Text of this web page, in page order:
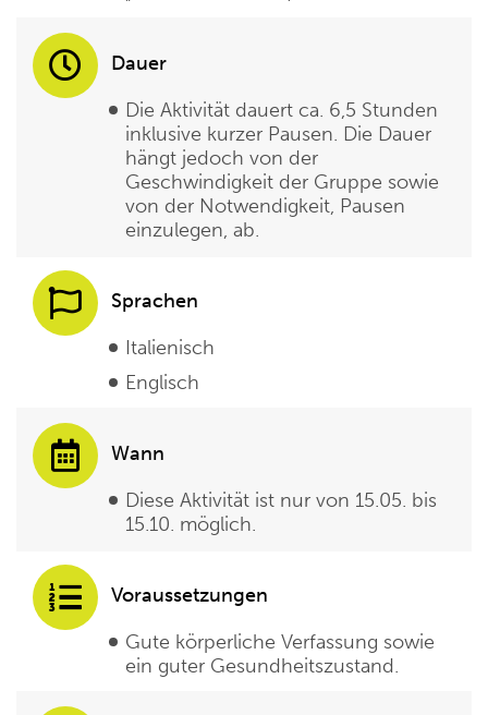
Dauer
Die Aktivität dauert ca. 6,5 Stunden
inklusive kurzer Pausen. Die Dauer
hängt jedoch von der
Geschwindigkeit der Gruppe sowie
von der Notwendigkeit, Pausen
einzulegen, ab.
Sprachen
Italienisch
Englisch
Wann
Diese Aktivität ist nur von 15.05. bis
15.10. möglich.
Voraussetzungen
Gute körperliche Verfassung sowie
ein guter Gesundheitszustand.